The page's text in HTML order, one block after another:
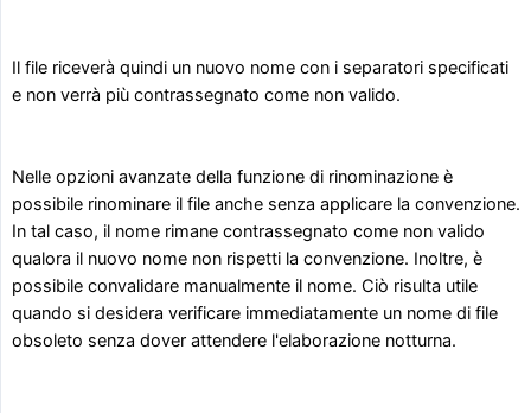
Il file riceverà quindi un nuovo nome con i separatori specificati
e non verrà più contrassegnato come non valido.
Nelle opzioni avanzate della funzione di rinominazione è
possibile rinominare il file anche senza applicare la convenzione.
In tal caso, il nome rimane contrassegnato come non valido
qualora il nuovo nome non rispetti la convenzione. Inoltre, è
possibile convalidare manualmente il nome. Ciò risulta utile
quando si desidera verificare immediatamente un nome di file
obsoleto senza dover attendere l'elaborazione notturna.